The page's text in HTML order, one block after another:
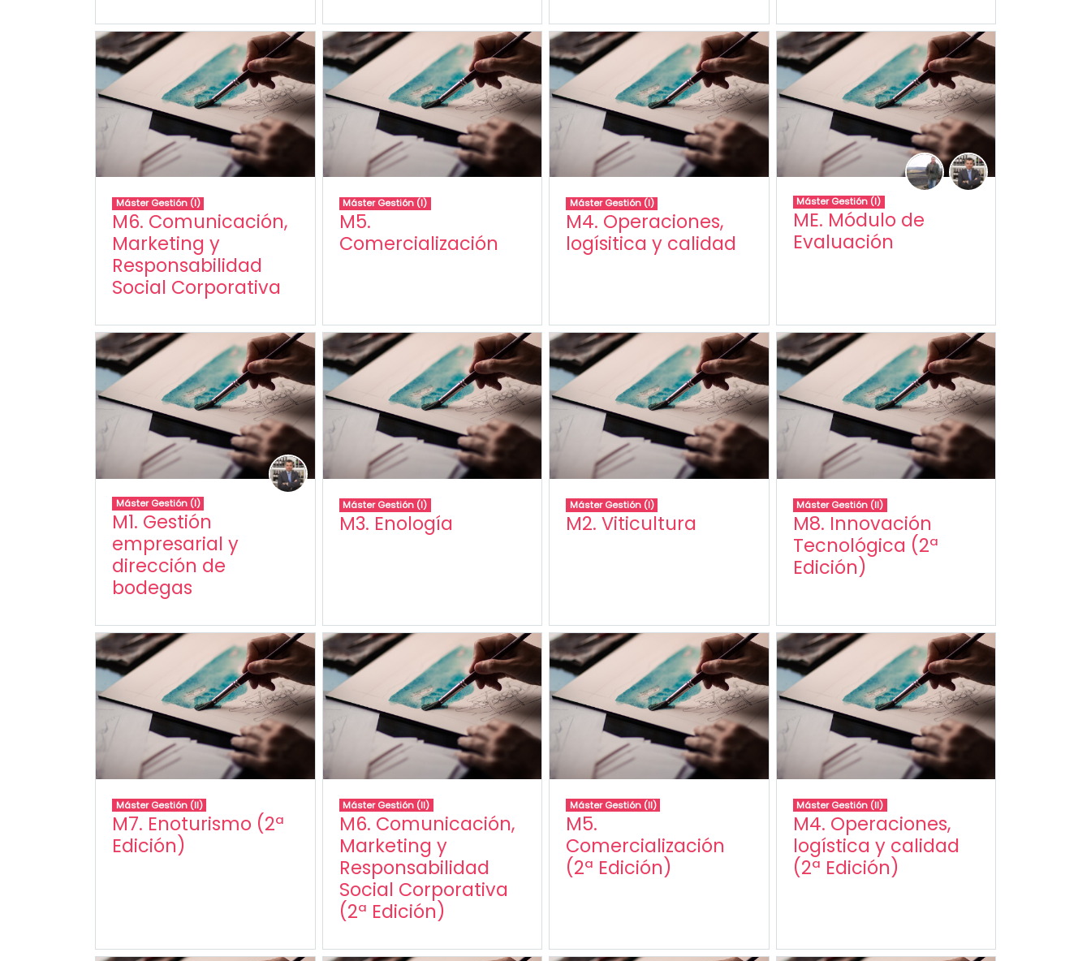
Máster Gestión (I)
M6. Comunicación,
Marketing y
Responsabilidad
Social Corporativa
Máster Gestión (I)
M5.
Comercialización
Máster Gestión (I)
M4. Operaciones,
logísitica y calidad
Máster Gestión (I)
ME. Módulo de
Evaluación
Máster Gestión (I)
M1. Gestión
empresarial y
dirección de
bodegas
Máster Gestión (I)
M3. Enología
Máster Gestión (I)
M2. Viticultura
Máster Gestión (II)
M8. Innovación
Tecnológica (2ª
Edición)
Máster Gestión (II)
M7. Enoturismo (2ª
Edición)
Máster Gestión (II)
M6. Comunicación,
Marketing y
Responsabilidad
Social Corporativa
(2ª Edición)
Máster Gestión (II)
M5.
Comercialización
(2ª Edición)
Máster Gestión (II)
M4. Operaciones,
logística y calidad
(2ª Edición)